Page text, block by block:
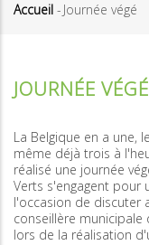
d'Ariane
Accueil - Journée végé
JOURNÉE VÉGÉ
La Belgique en a une,
même déjà trois à
réalisé une journée
Verts s'engagent pour
l'occasion de discuter
conseillère
lors de la réalisation